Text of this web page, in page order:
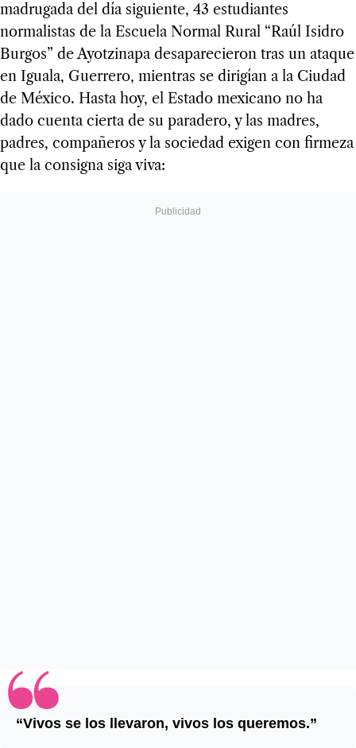
madrugada del día siguiente, 43 estudiantes
normalistas de la Escuela Normal Rural “Raúl Isidro
Burgos” de Ayotzinapa desaparecieron tras un ataque
en Iguala, Guerrero, mientras se dirigían a la Ciudad
de México. Hasta hoy, el Estado mexicano no ha
dado cuenta cierta de su paradero, y las madres,
padres, compañeros y la sociedad exigen con firmeza
que la consigna siga viva:
“Vivos se los llevaron, vivos los queremos.”